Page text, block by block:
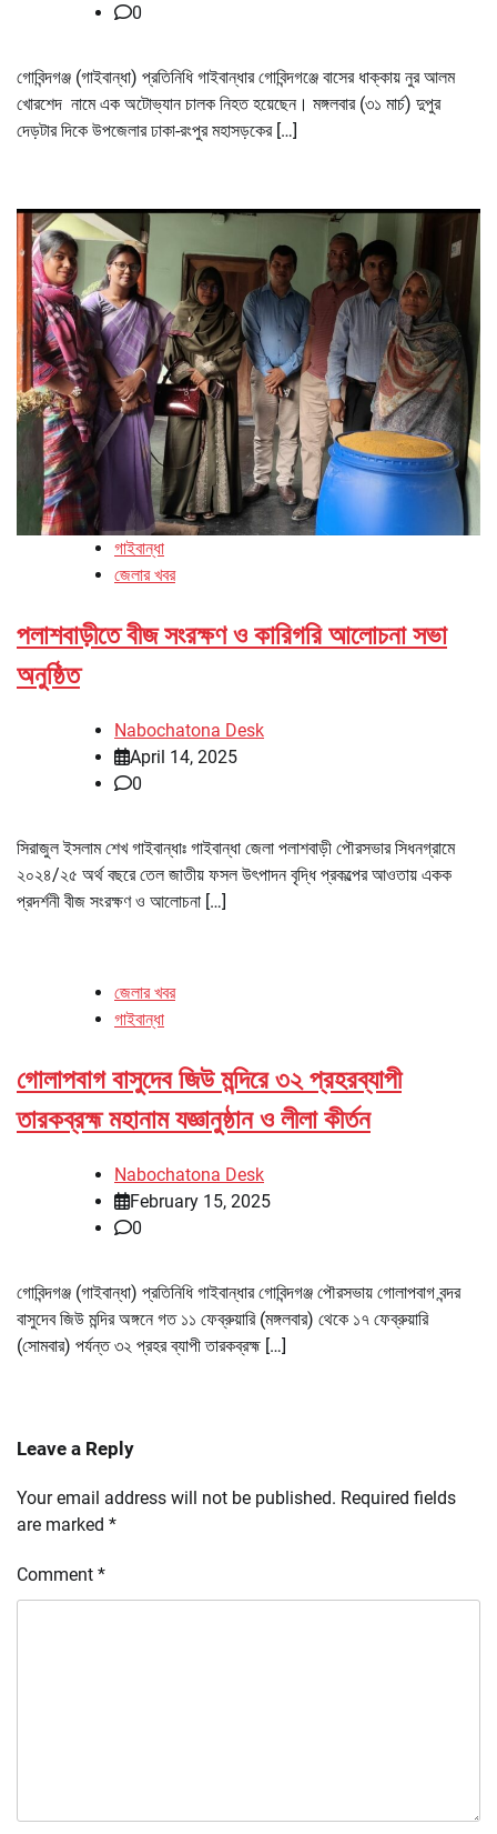
0
গোবিন্দগঞ্জ (গাইবান্ধা) প্রতিনিধি গাইবান্ধার গোবিন্দগঞ্জে বাসের ধাক্কায় নুর আলম
খোরশেদ নামে এক অটোভ্যান চালক নিহত হয়েছেন। মঙ্গলবার (৩১ মার্চ) দুপুর
দেড়টার দিকে উপজেলার ঢাকা-রংপুর মহাসড়কের […]
গাইবান্ধা
জেলার খবর
পলাশবাড়ীতে বীজ সংরক্ষণ ও কারিগরি আলোচনা সভা
অনুষ্ঠিত
Nabochatona Desk
April 14, 2025
0
সিরাজুল ইসলাম শেখ গাইবান্ধাঃ গাইবান্ধা জেলা পলাশবাড়ী পৌরসভার সিধনগ্রামে
২০২৪/২৫ অর্থ বছরে তেল জাতীয় ফসল উৎপাদন বৃদ্ধি প্রকল্পের আওতায় একক
প্রদর্শনী বীজ সংরক্ষণ ও আলোচনা […]
জেলার খবর
গাইবান্ধা
গোলাপবাগ বাসুদেব জিউ মন্দিরে ৩২ প্রহরব্যাপী
তারকব্রহ্ম মহানাম যজ্ঞানুষ্ঠান ও লীলা কীর্তন
Nabochatona Desk
February 15, 2025
0
গোবিন্দগঞ্জ (গাইবান্ধা) প্রতিনিধি গাইবান্ধার গোবিন্দগঞ্জ পৌরসভায় গোলাপবাগ বন্দর
বাসুদেব জিউ মন্দির অঙ্গনে গত ১১ ফেব্রুয়ারি (মঙ্গলবার) থেকে ১৭ ফেব্রুয়ারি
(সোমবার) পর্যন্ত ৩২ প্রহর ব্যাপী তারকব্রহ্ম […]
Leave a Reply
Your email address will not be published. Required fields
are marked *
Comment *